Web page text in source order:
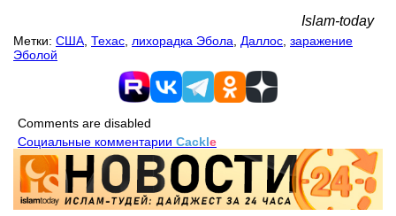
Islam-today
Метки: США Техас лихорадка Эбола Даллос заражение
Эболой
Comments are disabled
Социальные комментарии Cackle